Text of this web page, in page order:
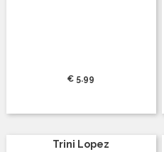
€ 5.99
Trini Lopez